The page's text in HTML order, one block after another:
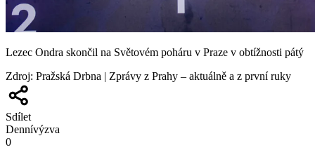
Lezec Ondra skončil na Světovém poháru v Praze v obtížnosti pátý
Zdroj: Pražská Drbna | Zprávy z Prahy – aktuálně a z první ruky
Sdílet
Dennívýzva
0